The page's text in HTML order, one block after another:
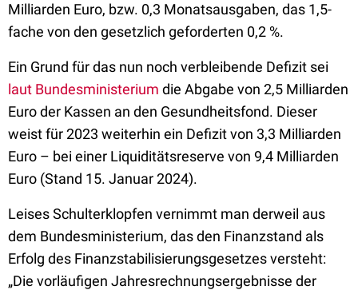
Milliarden Euro, bzw. 0,3 Monatsausgaben, das 1,5-
fache von den gesetzlich geforderten 0,2 %.
Ein Grund für das nun noch verbleibende Defizit sei
laut Bundesministerium die Abgabe von 2,5 Milliarden
Euro der Kassen an den Gesundheitsfond. Dieser
weist für 2023 weiterhin ein Defizit von 3,3 Milliarden
Euro – bei einer Liquiditätsreserve von 9,4 Milliarden
Euro (Stand 15. Januar 2024).
Leises Schulterklopfen vernimmt man derweil aus
dem Bundesministerium, das den Finanzstand als
Erfolg des Finanzstabilisierungsgesetzes versteht:
„Die vorläufigen Jahresrechnungsergebnisse der